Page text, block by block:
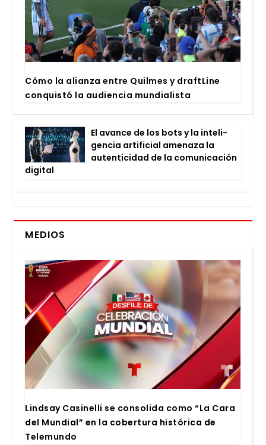
Cómo la alian­za entre Quil­mes y draftLi­ne
con­quis­tó la audien­cia mun­dia­lis­ta
El avan­ce de los bots y la inte­li­
gen­cia arti­fi­cial ame­na­za la
auten­ti­ci­dad de la comu­ni­ca­ción
digi­tal
MEDIOS
Lind­say Casi­ne­lli se con­so­li­da como “La Cara
del Mun­dial” en la cober­tu­ra his­tó­ri­ca de
Tele­mun­do